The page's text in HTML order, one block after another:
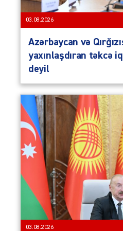
03.08.2026
Azərbaycan və
yaxınlaşdıran təkcə
deyil
03.08.2026